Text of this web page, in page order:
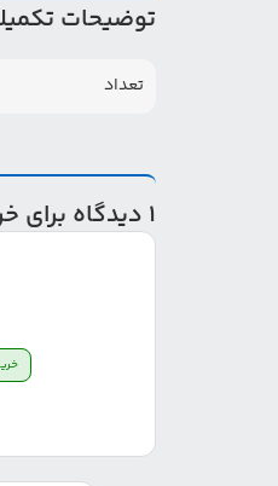
توضیحات
تعداد
1 دیدگاه برای